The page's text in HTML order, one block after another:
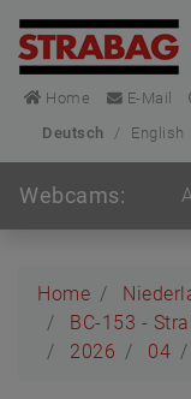
Home E-Mail
Deutsch
/ English
Webcams:
Home
BC-153 -
2026
04